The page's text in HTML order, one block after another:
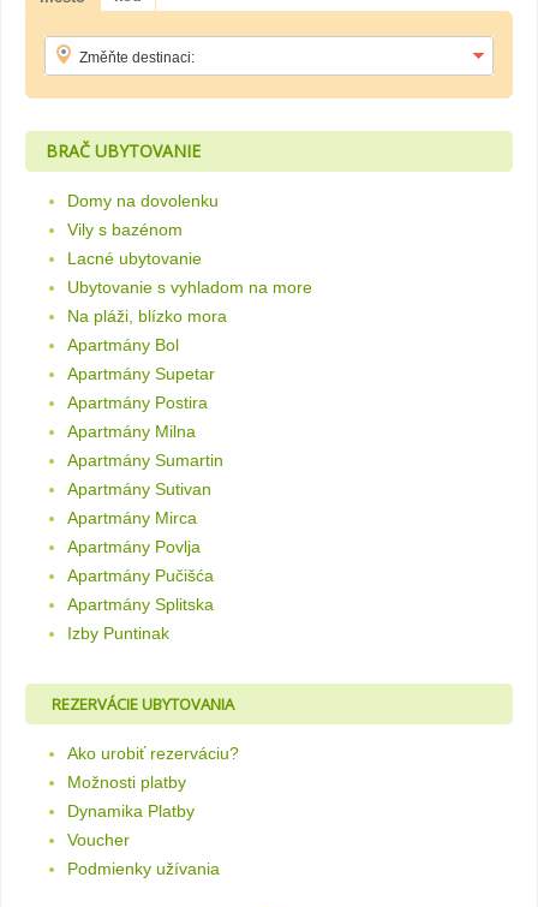
BRAČ UBYTOVANIE
Domy na dovolenku
Vily s bazénom
Lacné ubytovanie
Ubytovanie s vyhladom na more
Na pláži, blízko mora
Apartmány Bol
Apartmány Supetar
Apartmány Postira
Apartmány Milna
Apartmány Sumartin
Apartmány Sutivan
Apartmány Mirca
Apartmány Povlja
Apartmány Pučišća
Apartmány Splitska
Izby Puntinak
REZERVÁCIE UBYTOVANIA
Ako urobiť rezerváciu?
Možnosti platby
Dynamika Platby
Voucher
Podmienky užívania